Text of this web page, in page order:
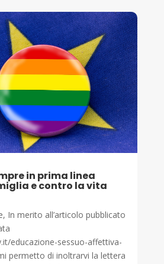
in prima linea
e contro la vita
In merito all’articolo pubblicato
educazione-sessuo-affettiva-
permetto di inoltrarvi la lettera